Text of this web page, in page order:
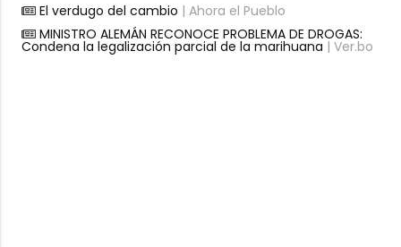
El verdugo del cambio | Ahora el Pueblo
MINISTRO ALEMÁN RECONOCE PROBLEMA DE DROGAS:
Condena la legalización parcial de la marihuana | Ver.bo